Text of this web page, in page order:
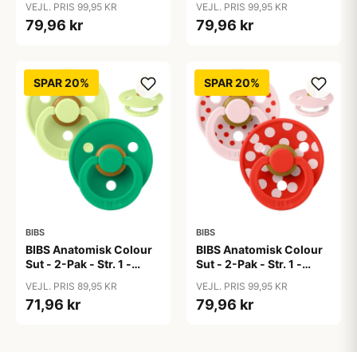
Blush/Vanilla
VEJL. PRIS 99,95 KR
79,96 kr
Sage/Cloud
VEJL. PRIS 99,95 KR
79,96 kr
SPAR 20%
BIBS
BIBS Anatomisk Colour
Sut - 2-Pak - Str. 1 -
Matcha/Cactus
VEJL. PRIS 89,95 KR
71,96 kr
SPAR 20%
BIBS
BIBS Anatomisk Colour
Sut - 2-Pak - Str. 1 -
Studio - Blossom/Candy
Apple
VEJL. PRIS 99,95 KR
79,96 kr